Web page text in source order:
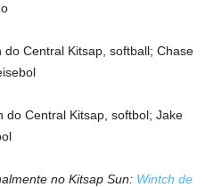
do Central Kitsap, softball; Chase
do Central Kitsap, softbol; Jake
no Kitsap Sun: Wintch de